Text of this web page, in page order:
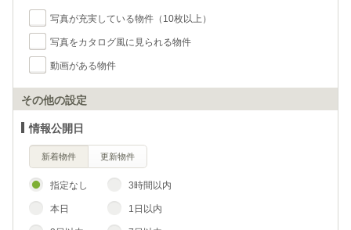
写真が充実している物件（10枚以上）
写真をカタログ風に見られる物件
動画がある物件
その他の設定
情報公開日
新着物件 更新物件
指定なし 3時間以内
本日 1日以内